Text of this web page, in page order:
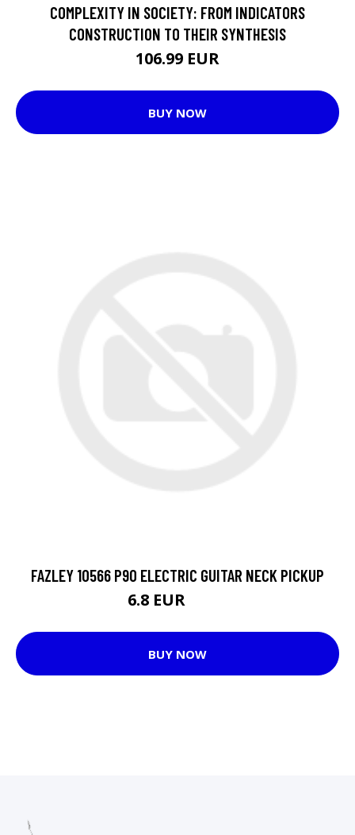
COMPLEXITY IN SOCIETY: FROM INDICATORS
CONSTRUCTION TO THEIR SYNTHESIS
106.99 EUR
BUY NOW
FAZLEY 10566 P90 ELECTRIC GUITAR NECK PICKUP
6.8 EUR
BUY NOW